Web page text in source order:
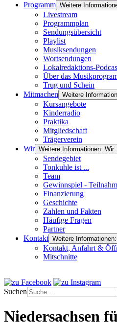
Programm Weitere
Livestream
Programmplan
Sendungsübersicht
Playlist
Musiksendungen
Wortsendungen
Lokalredaktions-
Über das
Trug und Schein
Mitmachen Weitere
Kursangebote
Kinderradio
Praktika
Mitgliedschaft
Trägerverein
Wir Weitere Informationen: Wir
Sendegebiet
Tonkuhle ist ...
Team
Gewinnspiel -
Finanzierung
Geschichte
Zahlen und Fakten
Häufige Fragen
Partner
Kontakt Weitere
Kontakt, Anfahrt &
Mitschnitte
Suchen
Niedersachsen